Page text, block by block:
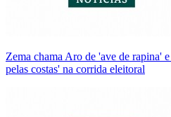
Zema chama Aro de 'ave de rapina'
pelas costas' na corrida eleitoral